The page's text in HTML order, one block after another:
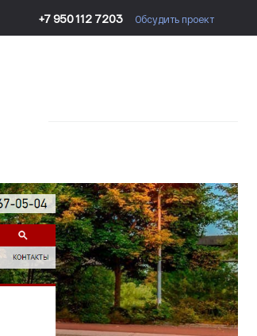
+7 950 112 7203 Обсудить проект